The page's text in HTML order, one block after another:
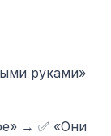
руками»
→ ✅ «Они